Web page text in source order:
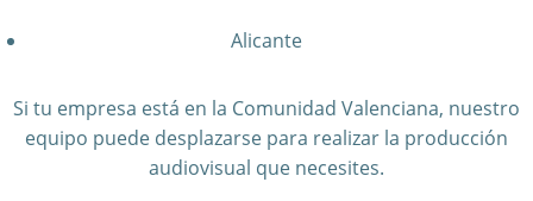
Alicante
Si tu empresa está en la Comunidad Valenciana, nuestro
equipo puede desplazarse para realizar la producción
audiovisual que necesites.